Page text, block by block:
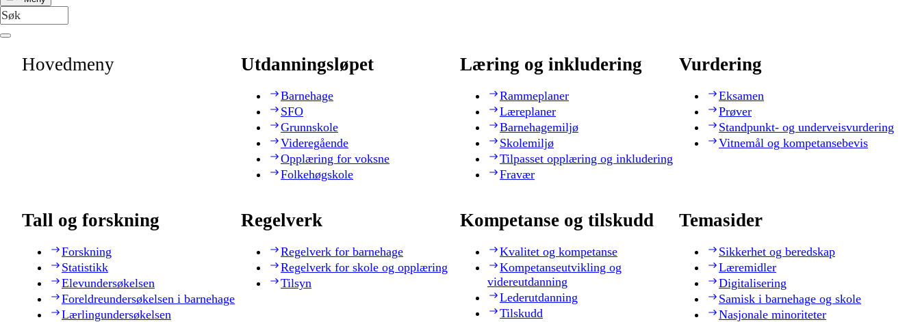
Hovedmeny Utdanningsløpet
Barnehage
SFO
Grunnskole
Videregående
Opplæring for voksne
Folkehøgskole
Læring og inkludering
Rammeplaner
Læreplaner
Barnehagemiljø
Skolemiljø
Tilpasset opplæring og inkludering
Fravær
Vurdering
Eksamen
Prøver
Standpunkt- og underveisvurdering
Vitnemål og kompetansebevis
Tall og forskning
Forskning
Statistikk
Elevundersøkelsen
Foreldreundersøkelsen i barnehage
Lærlingundersøkelsen
Regelverk
Regelverk for barnehage
Regelverk for skole og opplæring
Tilsyn
Kompetanse og tilskudd
Kvalitet og kompetanse
Kompetanseutvikling og
videreutdanning
Lederutdanning
Tilskudd
Temasider
Sikkerhet og beredskap
Læremidler
Digitalisering
Samisk i barnehage og skole
Nasjonale minoriteter